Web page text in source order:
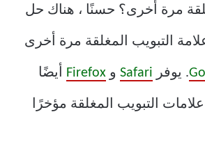
مرة أخرى؟ حسنًا ، هناك حل
التبويب المغلقة مرة أخرى
. يوفر Safari و Firefox أيضًا
التبويب المغلقة مؤخرًا